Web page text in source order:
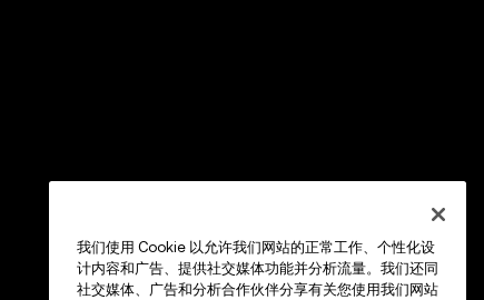
我们使用 Cookie 以允许我们网站的正常工作、个性化设
计内容和广告、提供社交媒体功能并分析流量。我们还同
社交媒体、广告和分析合作伙伴分享有关您使用我们网站